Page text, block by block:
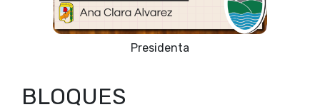
Vicepresidente 1º
BLOQUES